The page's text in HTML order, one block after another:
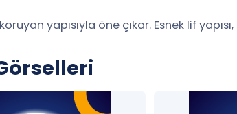
yapısıyla öne çıkar. Esnek lif
ile sönümlemektir. Yoğun lif dokusu